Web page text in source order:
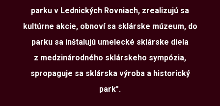
parku v Lednických Rovniach, zrealizujú sa
kultúrne akcie, obnoví sa sklárske múzeum, do
parku sa inštalujú umelecké sklárske diela
z medzinárodného sklárskeho sympózia,
spropaguje sa sklárska výroba a historický
park".